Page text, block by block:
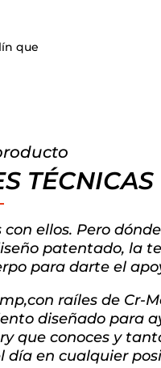
que
TÉCNICAS
ellos. Pero
patentado, la
para darte el
raíles de Cr-
diseñado para
que conoces y
en cualquier